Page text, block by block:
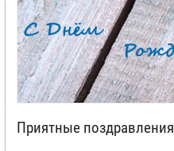
Приятные поздравления